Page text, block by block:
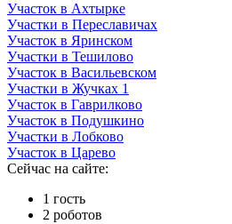
Участок в Ахтырке
Участки в Переславичах
Участок в Яринском
Участки в Тешилово
Участок в Васильевском
Участки в Жучках 1
Участок в Гаврилково
Участок в Подушкино
Участки в Лобково
Участок в Царево
Сейчас на сайте:
1 гость
2 роботов